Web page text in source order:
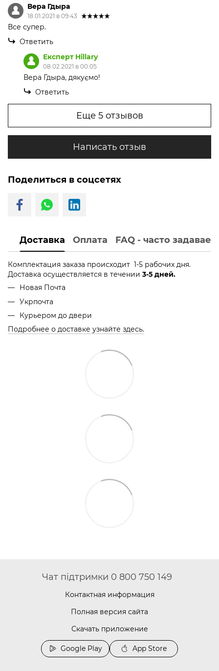
Вера Гдыра
18.01.2021 в 09:43
Все супер.
Ответить
Експерт Hillary
08.02.2021 в 00:05
Вера Гдыра, дякуємо!
Ответить
Еще 5 отзывов
Написать отзыв
Поделиться в соцсетях
Доставка Оплата FAQ - часто
Комплектация заказа происходит 1-5 рабочих дня.
Доставка осуществляется в течении 3-5 дней.
Новая Почта
Укрпочта
Курьером до двери
Подробнее о доставке узнайте здесь.
Чат підтримки 0 800 750 149
Контактная информация
Полная версия сайта
Скачать приложение
Google Play App Store